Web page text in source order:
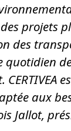
projets
des
aux
Jallot,